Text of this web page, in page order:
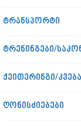
ტრანსპორტი
ტრენინგები/
ქეითერინგი/კვება
ღონისძიებები